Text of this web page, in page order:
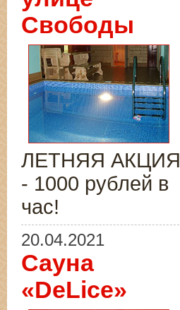
Свободы
ЛЕТНЯЯ АКЦИЯ
- 1000 рублей в
час!
20.04.2021
Сауна
«DeLice»